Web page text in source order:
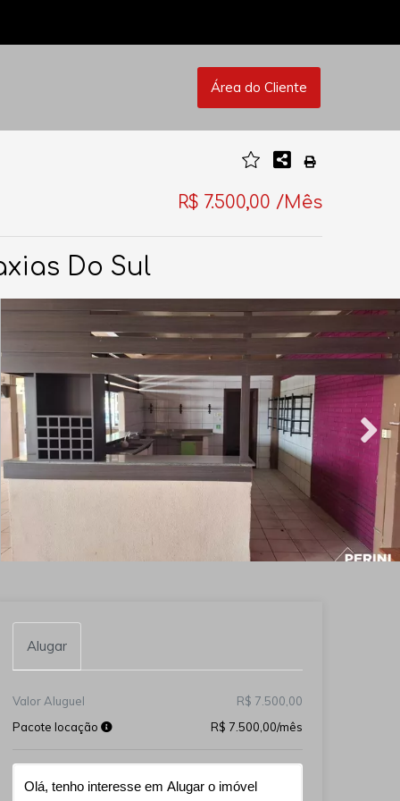
Área do Cliente
R$ 7.500,00 /Mês
Do Sul
Alugar
Valor Aluguel
R$ 7.500,00
Pacote locação
R$ 7.500,00/mês